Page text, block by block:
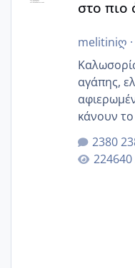
στο πιο
melitiniღ ·
αγάπης,
κάνουν
Εδώ θα
εμπειρίες